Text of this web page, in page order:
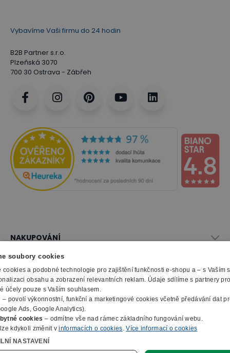
Vybavíme Vaši firmu do 24 hodin
B2B Partner s.r.o.
Plzeňská 3070
700 30 Ostrava - Zábřeh
NAKUPOVÁNÍ
Vše o nákupu
Obchodní podmínky
Doprava a montáž
Možnosti platby
Záruka, servis, reklamace
Ochrana osobních údajů
Informace o cookies
Jak nakupovat
SLUŽBY
Naše katalogy
Reklamační formulář
Výroba kancelářského nábytku
Zpracování elektroodpadu
E-Procurement
O FIRMĚ
O nás
Kontakty
Členství v organizacích
Ocenění a certifikáty
© 2010 - 2026 B2B Partner s.r.o. - Všechna práva vyhrazena.
soubory cookies
cookies a podobné technologie pro zajištění funkčnosti e-shopu a – s Vaším
obsahu a zobrazení relevantních reklam. Údaje sdílíme s partnery
účely pouze s Vaším souhlasem.
– povolí výkonnostní, funkční a marketingové cookies včetně předávání dat
Ads, Google Analytics).
cookies – odmítne vše nad rámec základního fungování webu.
kdykoli změnit vinformacích o cookies. Více informací o cookies
NASTAVENÍ